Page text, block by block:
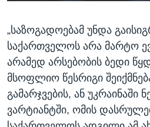
„საზოგადოებამ უნდა
საქართველოს არა მარტო
არამედ არსებობის ბედი
მსოფლიო წესრიგი
გამარჯვების, ან უკრაინაში
ვარტიანტში, ომის